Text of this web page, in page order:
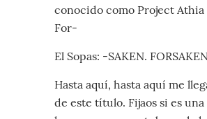
conocido como Project Athia
For-
El Sopas: -SAKEN.
Hasta aquí, hasta aquí me
de este título. Fijaos si es